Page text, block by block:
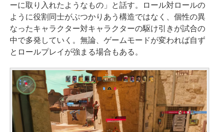
ーに取り入れたようなもの」と話す。ロール対ロールの
ように役割同士がぶつかりあう構造ではなく、個性の異
なったキャラクター対キャラクターの駆け引きが試合の
中で多発していく。無論、ゲームモードが変われば自ず
とロールプレイが強まる場合もある。